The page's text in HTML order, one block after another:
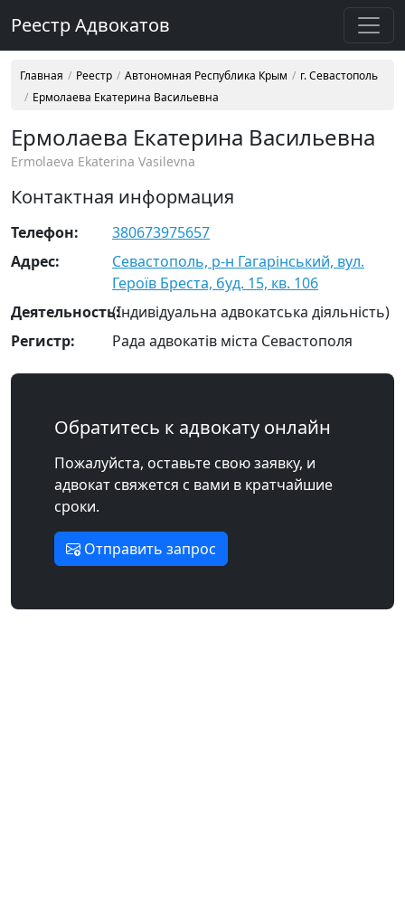
Реестр Адвокатов
Главная Реестр Автономная Республика Крым
г. Севастополь
Ермолаева Екатерина Васильевна
Ермолаева Екатерина Васильевна
Ermolaeva Ekaterina Vasilevna
Контактная информация
Телефон:
380673975657
Адрес:
Севастополь, р-н Гагарінський, вул.
Героїв Бреста, буд. 15, кв. 106
Деятельность:(Індивідуальна адвокатська діяльність)
Регистр:
Рада адвокатів міста Севастополя
Обратитесь к адвокату онлайн
Пожалуйста, оставьте свою заявку, и
адвокат свяжется с вами в кратчайшие
сроки.
Отправить запрос